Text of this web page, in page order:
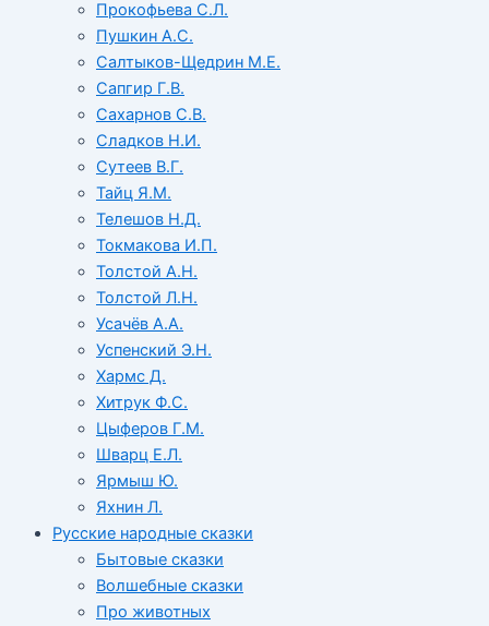
Прокофьева С.Л.
Пушкин А.С.
Салтыков-Щедрин М.Е.
Сапгир Г.В.
Сахарнов С.В.
Сладков Н.И.
Сутеев В.Г.
Тайц Я.М.
Телешов Н.Д.
Токмакова И.П.
Толстой А.Н.
Толстой Л.Н.
Усачёв А.А.
Успенский Э.Н.
Хармс Д.
Хитрук Ф.С.
Цыферов Г.М.
Шварц Е.Л.
Ярмыш Ю.
Яхнин Л.
Русские народные сказки
Бытовые сказки
Волшебные сказки
Про животных